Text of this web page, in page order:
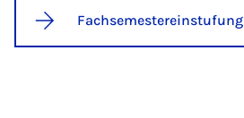
Fachsemestereinstufung